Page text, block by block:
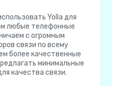
Yolla для
любые телефонные
с огромным
связи по всему
более качественные
минимальные
качества связи.